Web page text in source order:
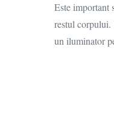
Este important
restul corpului.
un iluminator